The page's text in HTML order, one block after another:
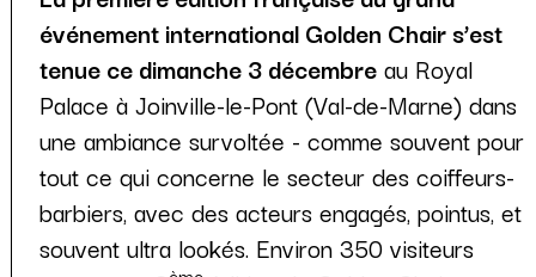
événement international Golden Chair s’est
tenue ce dimanche 3 décembreau Royal
Palace à Joinville-le-Pont (Val-de-Marne) dans
une ambiance survoltée - comme souvent pour
tout ce qui concerne le secteur des coiffeurs-
barbiers, avec des acteurs engagés, pointus, et
souvent ultra lookés. Environ 350 visiteurs